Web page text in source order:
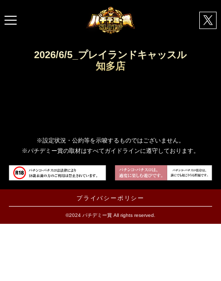
2026/6/5_プレイランドキャッスル
知多店
※設定状況・公約等を示唆するものではございません。
※パチデミー賞の取材はすべてガイドラインに遵守しております。
プライバシーポリシー
©2024 パチデミー賞 All rights reserved.